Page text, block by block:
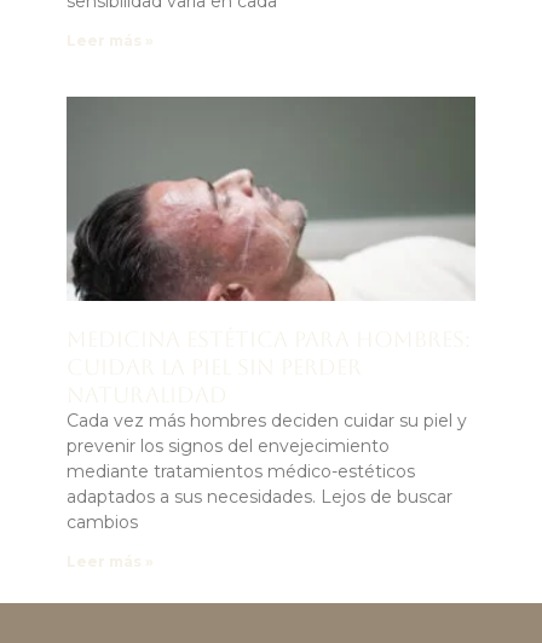
Cada vez más hombres deciden cuidar su piel y
prevenir los signos del envejecimiento
mediante tratamientos médico-estéticos
adaptados a sus necesidades. Lejos de buscar
cambios